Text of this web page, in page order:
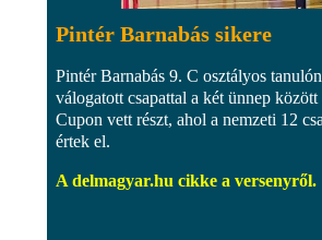
Pintér Barnabás sikere
Pintér Barnabás 9. C osztályos
válogatott csapattal a két ünnep
Cupon vett részt, ahol a nemzeti 12
értek el.
A delmagyar.hu cikke a versenyről.